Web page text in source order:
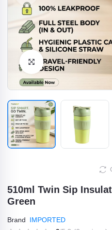
Click to Enlarge
510ml Twin Sip
Green
Brand
IMPORTED